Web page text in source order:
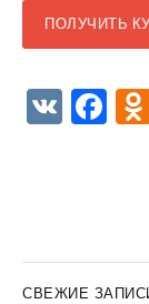
ПОЛУЧИТЬ
VK
СВЕЖИЕ